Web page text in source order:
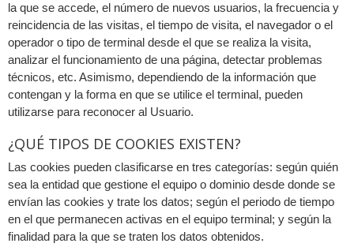
la que se accede, el número de nuevos usuarios, la frecuencia y
reincidencia de las visitas, el tiempo de visita, el navegador o el
operador o tipo de terminal desde el que se realiza la visita,
analizar el funcionamiento de una página, detectar problemas
técnicos, etc. Asimismo, dependiendo de la información que
contengan y la forma en que se utilice el terminal, pueden
utilizarse para reconocer al Usuario.
¿QUÉ TIPOS DE COOKIES EXISTEN?
Las cookies pueden clasificarse en tres categorías: según quién
sea la entidad que gestione el equipo o dominio desde donde se
envían las cookies y trate los datos; según el periodo de tiempo
en el que permanecen activas en el equipo terminal; y según la
finalidad para la que se traten los datos obtenidos.